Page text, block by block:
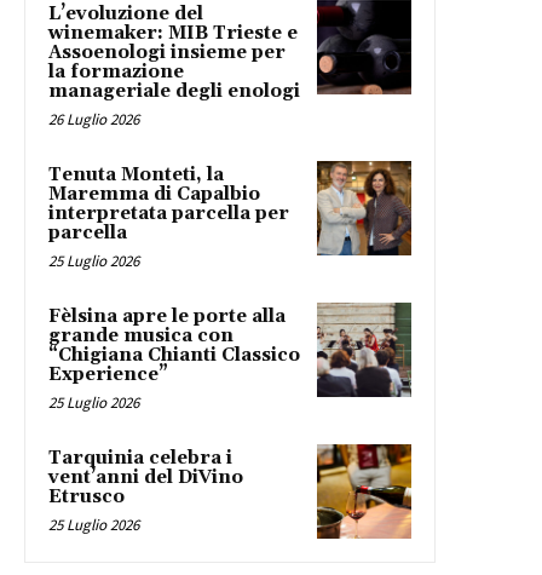
L’evoluzione del
winemaker: MIB Trieste e
Assoenologi insieme per
la formazione
manageriale degli enologi
26 Luglio 2026
Tenuta Monteti, la
Maremma di Capalbio
interpretata parcella per
parcella
25 Luglio 2026
Fèlsina apre le porte alla
grande musica con
“Chigiana Chianti Classico
Experience”
25 Luglio 2026
Tarquinia celebra i
vent’anni del DiVino
Etrusco
25 Luglio 2026